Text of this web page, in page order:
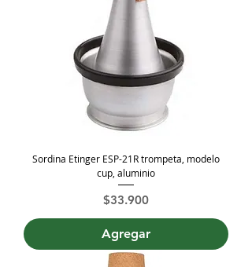
Sordina Etinger ESP-21R trompeta, modelo
cup, aluminio
Precio
$33.900
Agregar